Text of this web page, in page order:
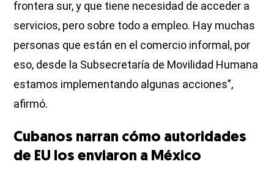
frontera sur, y que tiene necesidad de acceder a
servicios, pero sobre todo a empleo. Hay muchas
personas que están en el comercio informal, por
eso, desde la Subsecretaría de Movilidad Humana
estamos implementando algunas acciones”,
afirmó.
Cubanos narran cómo autoridades
de EU los enviaron a México